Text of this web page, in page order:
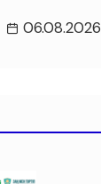
06.08.2026